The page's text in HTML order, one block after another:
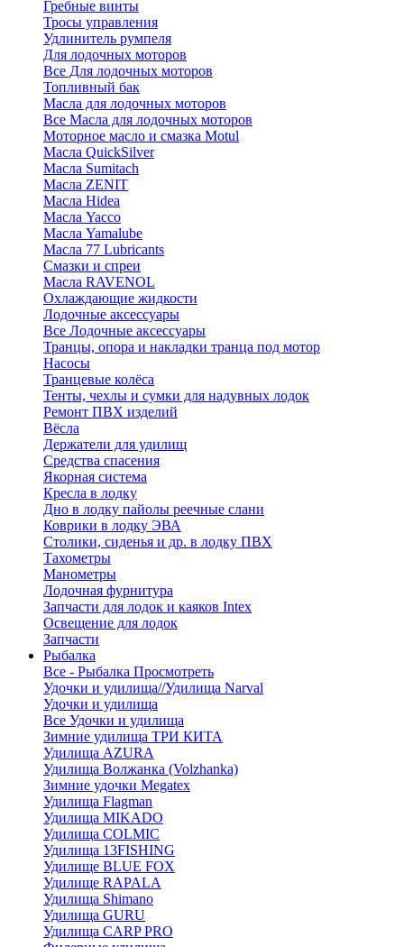
Гребные винты
Тросы управления
Удлинитель румпеля
Для лодочных моторов
Все Для лодочных моторов
Топливный бак
Масла для лодочных моторов
Все Масла для лодочных моторов
Моторное масло и смазка Motul
Масла QuickSilver
Масла Sumitach
Масла ZENIT
Масла Hidea
Масла Yacco
Масла Yamalube
Масла 77 Lubricants
Смазки и спреи
Масла RAVENOL
Охлаждающие жидкости
Лодочные аксессуары
Все Лодочные аксессуары
Транцы, опора и накладки транца под мотор
Насосы
Транцевые колёса
Тенты, чехлы и сумки для надувных лодок
Ремонт ПВХ изделий
Вёсла
Держатели для удилищ
Средства спасения
Якорная система
Кресла в лодку
Дно в лодку пайолы реечные слани
Коврики в лодку ЭВА
Столики, сиденья и др. в лодку ПВХ
Тахометры
Манометры
Лодочная фурнитура
Запчасти для лодок и каяков Intex
Освещение для лодок
Запчасти
Рыбалка
Все - Рыбалка Просмотреть
Удочки и удилища//Удилища Narval
Удочки и удилища
Все Удочки и удилища
Зимние удилища ТРИ КИТА
Удилища AZURA
Удилища Волжанка (Volzhanka)
Зимние удочки Megatex
Удилища Flagman
Удилища MIKADO
Удилища COLMIC
Удилища 13FISHING
Удилище BLUE FOX
Удилище RAPALA
Удилища Shimano
Удилища GURU
Удилища CARP PRO